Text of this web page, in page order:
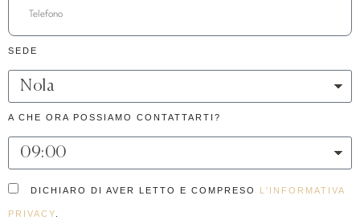
SEDE
A CHE ORA POSSIAMO CONTATTARTI?
DICHIARO DI AVER LETTO E COMPRESO L'INFORMATIVA
PRIVACY